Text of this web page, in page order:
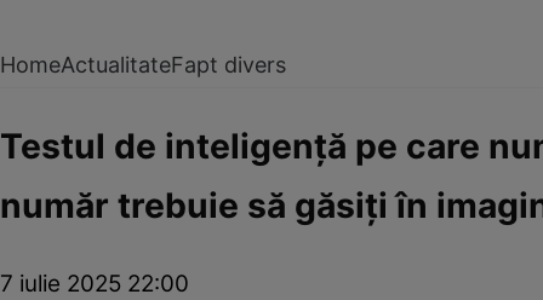
HomeActualitateFapt divers
Testul de inteligență pe care
număr trebuie să găsiți în
7 iulie 2025 22:00